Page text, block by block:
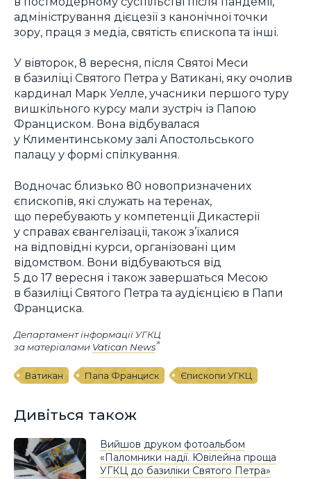
адміністрування дієцезії з канонічної точки
зору, праця з медіа, святість єпископа та інші.
У вівторок, 8 вересня, після Святої Меси
в базиліці Святого Петра у Ватикані, яку очолив
кардинал Марк Уелле, учасники першого туру
вишкільного курсу мали зустріч із Папою
Франциском. Вона відбувалася
у Климентинському залі Апостольського
палацу у формі спілкування.
Водночас близько 80 новопризначених
єпископів, які служать на теренах,
що перебувають у компетенції Дикастерії
у справах євангелізації, також з’їхалися
на відповідні курси, організовані цим
відомством. Вони відбуваються від
5 до 17 вересня і також завершаться Месою
в базиліці Святого Петра та аудієнцією в Папи
Франциска.
Департамент інформації УГКЦ
за матеріалами Vatican News
Ватикан Папа Франциск Єпископи УГКЦ
Дивіться також
Вийшов друком фотоальбом
«Паломники надії. Ювілейна проща
УГКЦ до базиліки Святого Петра»